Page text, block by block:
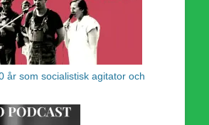
år som socialistisk agitator och